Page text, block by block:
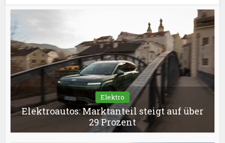
Elektro
Elektroautos: Marktanteil steigt auf über
29 Prozent